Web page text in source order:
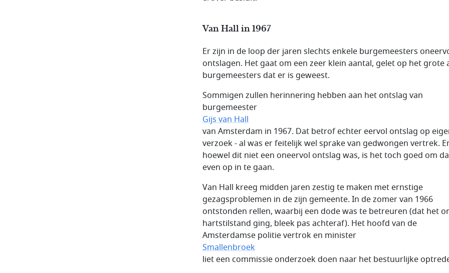
Van Hall in 1967
Er zijn in de loop der jaren slechts enkele burgemeesters
ontslagen. Het gaat om een zeer klein aantal, gelet op het grote
burgemeesters dat er is geweest.
Sommigen zullen herinnering hebben aan het ontslag van
burgemeester
Gijs van Hall
van Amsterdam in 1967. Dat betrof echter eervol ontslag op
verzoek - al was er feitelijk wel sprake van gedwongen vertrek.
hoewel dit niet een oneervol ontslag was, is het toch goed om
even op in te gaan.
Van Hall kreeg midden jaren zestig te maken met ernstige
gezagsproblemen in de zijn gemeente. In de zomer van 1966
ontstonden rellen, waarbij een dode was te betreuren (dat het
hartstilstand ging, bleek pas achteraf). Het hoofd van de
Amsterdamse politie vertrok en minister
Smallenbroek
liet een commissie onderzoek doen naar het bestuurlijke